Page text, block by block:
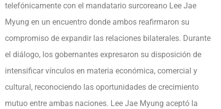
telefónicamente con el mandatario surcoreano Lee Jae
Myung en un encuentro donde ambos reafirmaron su
compromiso de expandir las relaciones bilaterales. Durante
el diálogo, los gobernantes expresaron su disposición de
intensificar vínculos en materia económica, comercial y
cultural, reconociendo las oportunidades de crecimiento
mutuo entre ambas naciones. Lee Jae Myung aceptó la